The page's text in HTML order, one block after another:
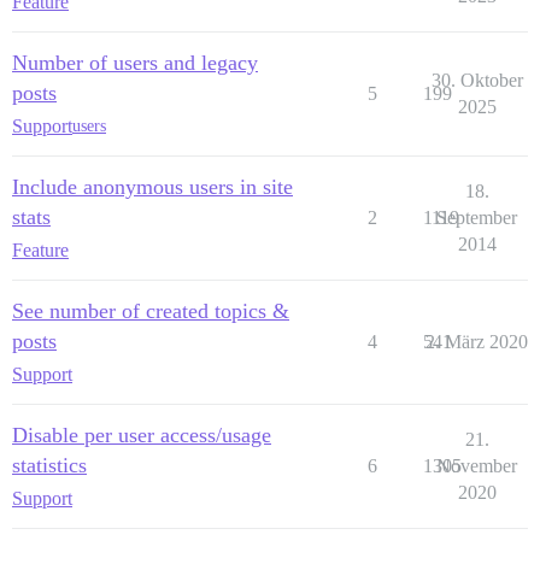
Number of users and legacy
posts
Supportusers
5 199
30. Oktober
2025
Include anonymous users in site
stats
Feature
2 1119
18.
September
2014
See number of created topics &
posts
Support
4 541
2. März 2020
Disable per user access/usage
statistics
Support
6 1305
21.
November
2020